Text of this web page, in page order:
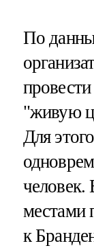
По
"живую
Для
человек.
местами
к